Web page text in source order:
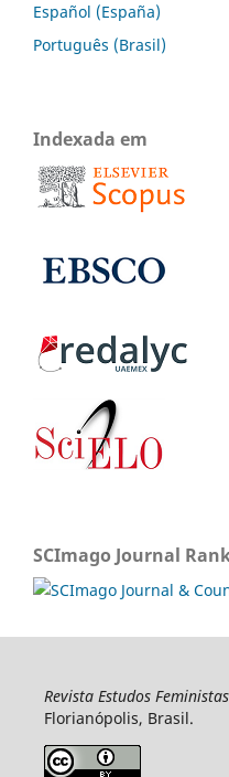
Español (España)
Português (Brasil)
Indexada em
SCImago Journal
Revista Estudos Feministas
Florianópolis, Brasil.